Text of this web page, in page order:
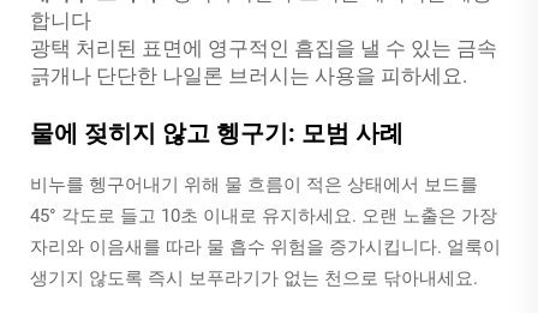
합니다
광택 처리된 표면에 영구적인 흠집을 낼 수 있는 금속
긁개나 단단한 나일론 브러시는 사용을 피하세요.
물에 젖히지 않고 헹구기: 모범 사례
비누를 헹구어내기 위해 물 흐름이 적은 상태에서 보드를
45° 각도로 들고 10초 이내로 유지하세요. 오랜 노출은 가장
자리와 이음새를 따라 물 흡수 위험을 증가시킵니다. 얼룩이
생기지 않도록 즉시 보푸라기가 없는 천으로 닦아내세요.